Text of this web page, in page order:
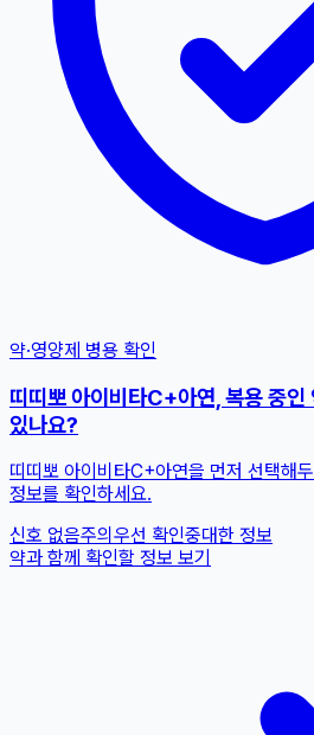
약·영양제 병용 확인
띠띠뽀 아이비타C+아연, 복용 중인
있나요?
띠띠뽀 아이비타C+아연을 먼저 선택해
정보를 확인하세요.
신호 없음주의 우선 확인중대한 정보
약과 함께 확인할 정보 보기